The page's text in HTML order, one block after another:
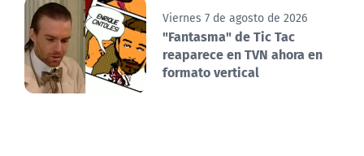
Viernes 7 de agosto de 2026
"Fantasma" de Tic Tac
reaparece en TVN ahora en
formato vertical